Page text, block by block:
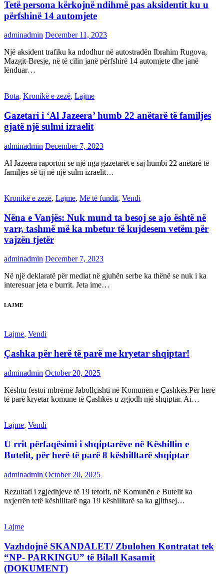
Tetë persona kërkojnë ndihmë pas aksidentit ku u
përfshinë 14 automjete
adminadmin December 11, 2023
Një aksident trafiku ka ndodhur në autostradën Ibrahim Rugova,
Mazgit-Bresje, në të cilin janë përfshirë 14 automjete dhe janë
lënduar…
Bota, Kronikë e zezë, Lajme
Gazetari i ‘Al Jazeera’ humb 22 anëtarë të familjes
gjatë një sulmi izraelit
adminadmin December 7, 2023
Al Jazeera raporton se një nga gazetarët e saj humbi 22 anëtarë të
familjes së tij në një sulm izraelit…
Kronikë e zezë, Lajme, Më të fundit, Vendi
Nëna e Vanjës: Nuk mund ta besoj se ajo është në
varr, tashmë më ka mbetur të kujdesem vetëm për
vajzën tjetër
adminadmin December 7, 2023
Në një deklaratë për mediat në gjuhën serbe ka thënë se nuk i ka
interesuar jeta e burrit. Jeta ime…
LAJME
Lajme, Vendi
Çashka për herë të parë me kryetar shqiptar!
adminadmin October 20, 2025
Kështu festoi mbrëmë Jabollçishti në Komunën e Çashkës.Për herë
të parë kryetar komune të Çashkës u zgjodh një shqiptar. Ai…
Lajme, Vendi
U rrit përfaqësimi i shqiptarëve në Këshillin e
Butelit, për herë të parë 8 këshilltarë shqiptar
adminadmin October 20, 2025
Rezultati i zgjedhjeve të 19 tetorit, në Komunën e Butelit ka
nxjerrën tetë këshilltarë nga 19 këshilltarë sa ka gjithsej…
Lajme
Vazhdojnë SKANDALET/ Zbulohen Kontratat tek
“NP- PARKINGU” të Bilall Kasamit
(DOKUMENT)